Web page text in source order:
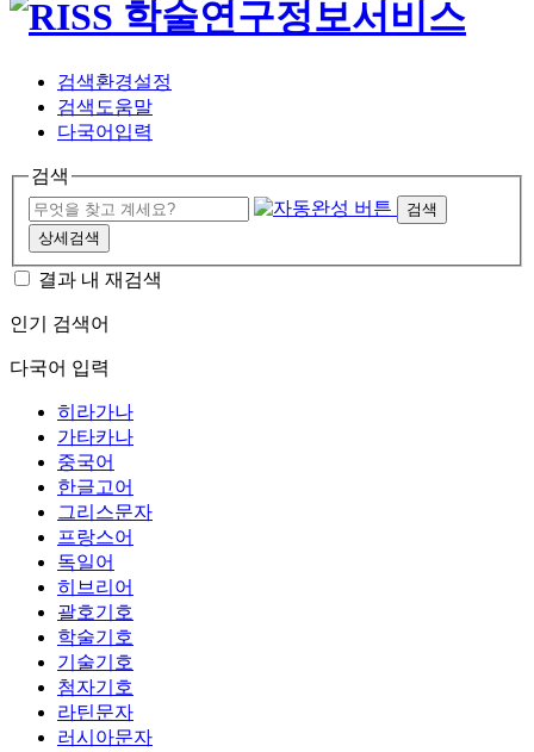
검색환경설정
검색도움말
다국어입력
검색
검색
상세검색
결과 내 재검색
인기 검색어
다국어 입력
히라가나
가타카나
중국어
한글고어
그리스문자
프랑스어
독일어
히브리어
괄호기호
학술기호
기술기호
첨자기호
라틴문자
러시아문자